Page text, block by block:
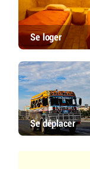
Se loger
Se déplacer